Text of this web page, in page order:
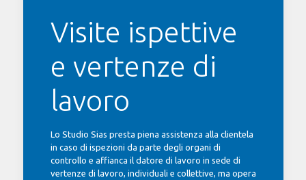
Visite ispettive
e vertenze di
lavoro
Lo Studio Sias presta piena assistenza alla clientela
in caso di ispezioni da parte degli organi di
controllo e affianca il datore di lavoro in sede di
vertenze di lavoro, individuali e collettive, ma opera